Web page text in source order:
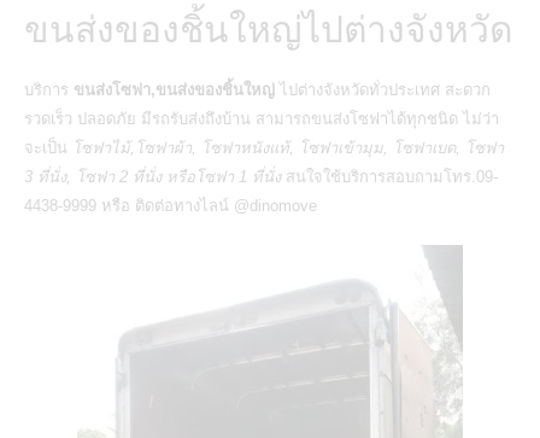
ขนส่งของชิ้นใหญ่ไปต่างจังหวัด
บริการ ขนส่งโซฟา,ขนส่งของชิ้นใหญ่ ไปต่างจังหวัดทั่วประเทศ สะดวก
รวดเร็ว ปลอดภัย มีรถรับส่งถึงบ้าน สามารถขนส่งโซฟาได้ทุกชนิด ไม่ว่า
จะเป็น โซฟาไม้,โซฟาผ้า, โซฟาหนังแท้, โซฟาเข้ามุม, โซฟาเบด, โซฟา
3 ที่นั่ง, โซฟา 2 ที่นั่ง หรือโซฟา 1 ที่นั่งสนใจใช้บริการสอบถามโทร.09-
4438-9999 หรือ ติดต่อทางไลน์ @dinomove